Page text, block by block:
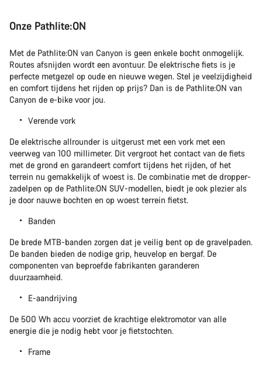
Onze Pathlite:ON
Met de Pathlite:ON van Canyon is geen enkele bocht onmogelijk.
Routes afsnijden wordt een avontuur. De elektrische fiets is je
perfecte metgezel op oude en nieuwe wegen. Stel je veelzijdigheid
en comfort tijdens het rijden op prijs? Dan is de Pathlite:ON van
Canyon de e-bike voor jou.
Verende vork
De elektrische allrounder is uitgerust met een vork met een
veerweg van 100 millimeter. Dit vergroot het contact van de fiets
met de grond en garandeert comfort tijdens het rijden, of het
terrein nu gemakkelijk of woest is. De combinatie met de dropper-
zadelpen op de Pathlite:ON SUV-modellen, biedt je ook plezier als
je door nauwe bochten en op woest terrein fietst.
Banden
De brede MTB-banden zorgen dat je veilig bent op de gravelpaden.
De banden bieden de nodige grip, heuvelop en bergaf. De
componenten van beproefde fabrikanten garanderen
duurzaamheid.
E-aandrijving
De 500 Wh accu voorziet de krachtige elektromotor van alle
energie die je nodig hebt voor je fietstochten.
Frame